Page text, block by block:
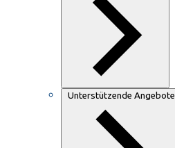
Unterstützende Angebote